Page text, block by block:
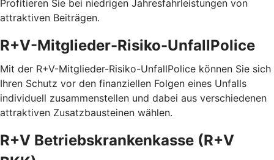
Profitieren Sie bei niedrigen Jahresfahrleistungen von
attraktiven Beiträgen.
R+V-Mitglieder-Risiko-UnfallPolice
Mit der R+V-Mitglieder-Risiko-UnfallPolice können Sie sich
Ihren Schutz vor den finanziellen Folgen eines Unfalls
individuell zusammenstellen und dabei aus verschiedenen
attraktiven Zusatzbausteinen wählen.
R+V Betriebskrankenkasse (R+V